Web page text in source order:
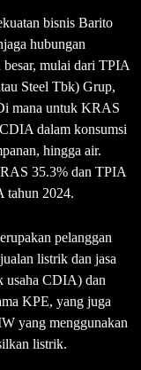
bisnis Barito
hubungan
besar, mulai dari TPIA
Steel Tbk) Grup,
mana untuk KRAS
dalam konsumsi
hingga air.
35.3% dan TPIA
tahun 2024.
pelanggan
listrik dan jasa
usaha CDIA) dan
KPE, yang juga
yang menggunakan
listrik.